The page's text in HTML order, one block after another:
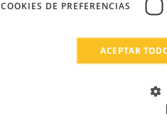
COOKIES DE PREFERENCIAS
ACEPTAR